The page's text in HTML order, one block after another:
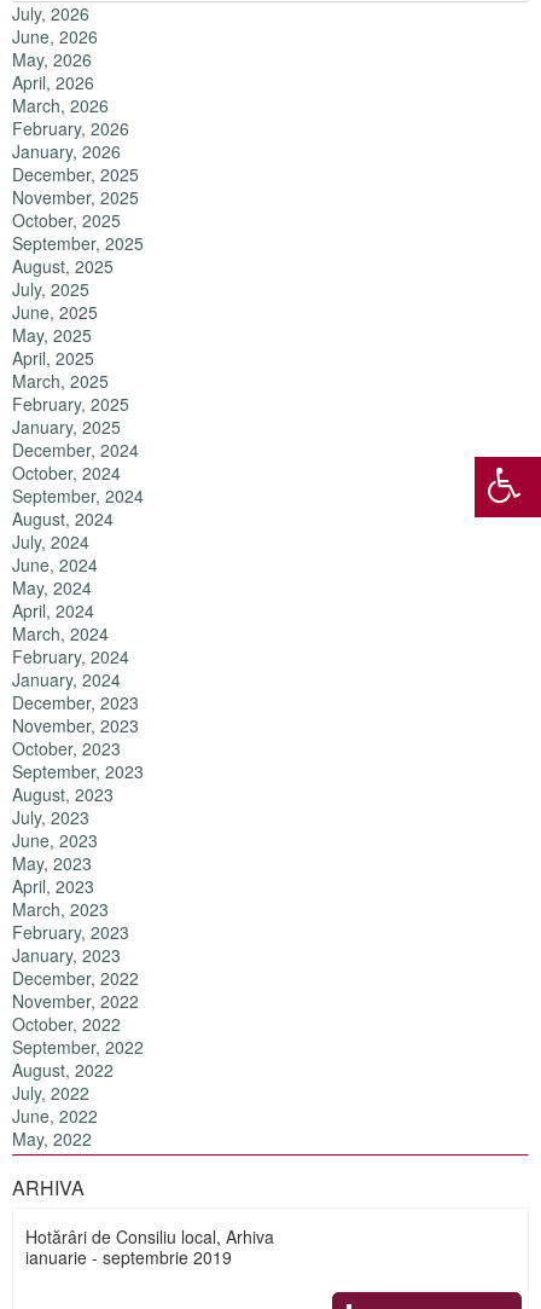
July, 2026
June, 2026
May, 2026
April, 2026
March, 2026
February, 2026
January, 2026
December, 2025
November, 2025
October, 2025
September, 2025
August, 2025
July, 2025
June, 2025
May, 2025
April, 2025
March, 2025
February, 2025
January, 2025
December, 2024
October, 2024
September, 2024
August, 2024
July, 2024
June, 2024
May, 2024
April, 2024
March, 2024
February, 2024
January, 2024
December, 2023
November, 2023
October, 2023
September, 2023
August, 2023
July, 2023
June, 2023
May, 2023
April, 2023
March, 2023
February, 2023
January, 2023
December, 2022
November, 2022
October, 2022
September, 2022
August, 2022
July, 2022
June, 2022
May, 2022
ARHIVA
Hotărâri de Consiliu local, Arhiva
ianuarie - septembrie 2019